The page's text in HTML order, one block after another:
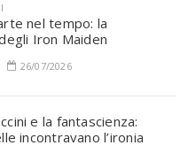
nel tempo: la
Iron Maiden
26/07/2026
e la fantascienza:
incontravano l’ironia